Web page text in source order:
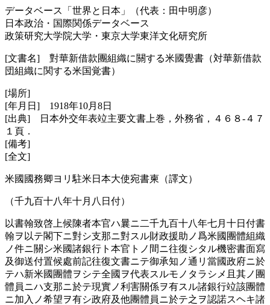
データベース「世界と日本」（代表：田中明彦）
日本政治・国際関係データベース
政策研究大学院大学・東京大学東洋文化研究所
[文書名] 對華新借款團組織に關する米國覺書（対華新借款
団組織に関する米国覚書）
[場所]
[年月日] 1918年10月8日
[出典] 日本外交年表竝主要文書上巻，外務省，４６８‐４７
１頁．
[備考]
[全文]
米國國務卿ヨリ駐米日本大使宛書柬（譯文）
（千九百十八年十月八日付）
以書翰致啓上候陳者本官ハ曩ニ二千九百十八年七月十日付書
翰ヲ以テ閣下ニ對シ支那ニ對スル財政援助ノ爲米國團體組織
ノ件ニ關シ米國諸銀行ト本官トノ間ニ往復シタル機密書面寫
及御送付置候處前記往復文書ニテ御承知ノ通リ當國政府ニ於
テハ新米國團體ヲシテ全國ヲ代表スルモノタラシメ且其ノ團
體員ニハ支那ニ於テ現實ノ利害關係ヲ有スル諸銀行竝該團體
ニ加入ノ希望ヲ有シ政府及他團體員ニ於テ之ヲ認諾スヘキ諸